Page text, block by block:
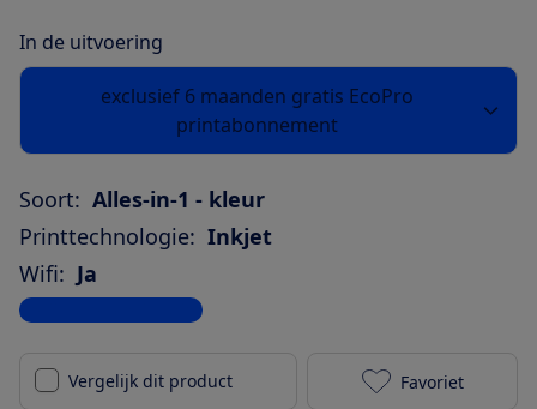
In de uitvoering
exclusief 6 maanden gratis EcoPro
printabonnement
Soort: Alles-in-1 - kleur
Printtechnologie: Inkjet
Wifi: Ja
Bekijk alle specificaties
Vergelijk dit product Brother
Favoriet